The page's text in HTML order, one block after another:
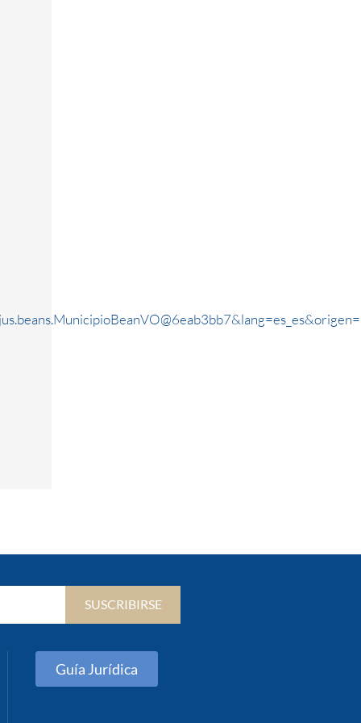
SUSCRIBIRSE
Guía Jurídica